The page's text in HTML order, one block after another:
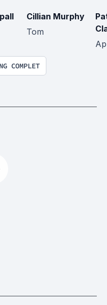
Cillian Murphy
Tom
COMPLET